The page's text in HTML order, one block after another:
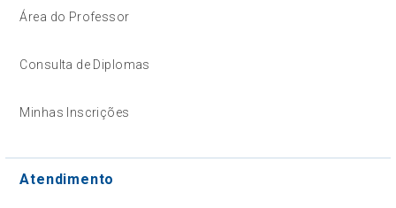
Área do Professor
Consulta de Diplomas
Minhas Inscrições
Atendimento